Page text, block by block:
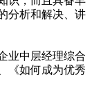
分析和解决、讲
业中层经理综合
《如何成为优秀